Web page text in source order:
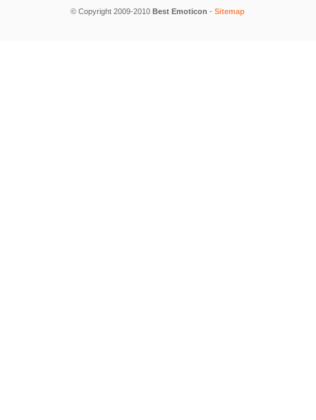
© Copyright 2009-2010 Best Emoticon - Sitemap